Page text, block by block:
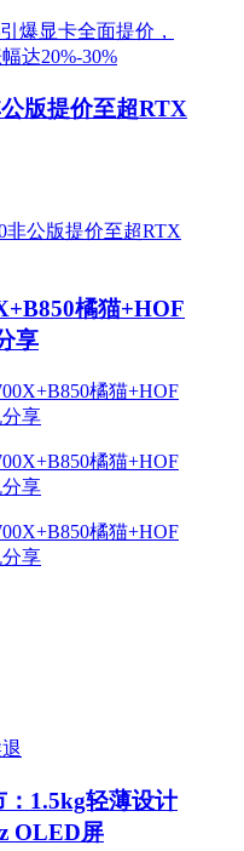
版提价至超RTX
橘猫+HOF
享
1.5kg轻薄设计
OLED屏